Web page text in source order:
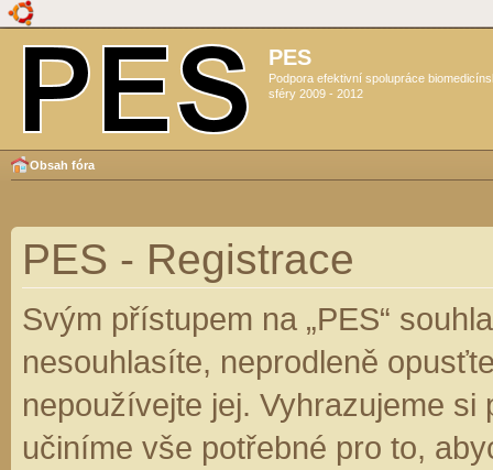
PES
Podpora efektivní spolupráce
sféry 2009 - 2012
Obsah fóra
PES - Registrace
Svým přístupem na „PES“
nesouhlasíte, neprodleně
nepoužívejte jej. Vyhrazujeme
učiníme vše potřebné pro to,